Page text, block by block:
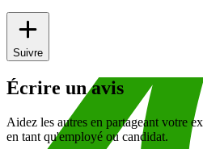
Suivre
Écrire un avis
Aidez les autres en partageant votre
en tant qu'employé ou candidat.